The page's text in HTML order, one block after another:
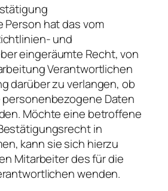
hat das vom
und
eingeräumte Recht, von
Verantwortlichen
darüber zu verlangen, ob
Daten
Möchte eine betroffene
in
kann sie sich hierzu
Mitarbeiter des für die
wenden.